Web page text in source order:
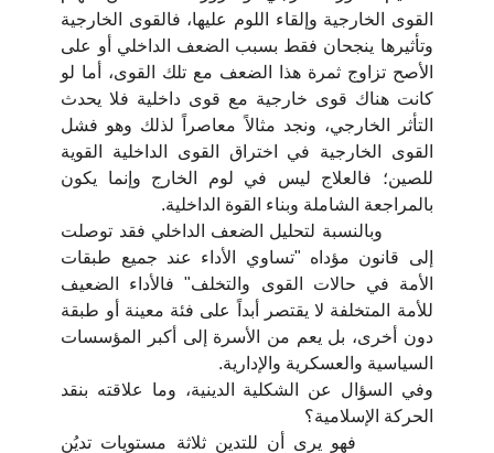
القوى الخارجية وإلقاء اللوم عليها، فالقوى الخارجية
وتأثيرها ينجحان فقط بسبب الضعف الداخلي أو على
الأصح تزاوج ثمرة هذا الضعف مع تلك القوى، أما لو
كانت هناك قوى خارجية مع قوى داخلية فلا يحدث
التأثر الخارجي، ونجد مثالاً معاصراً لذلك وهو فشل
القوى الخارجية في اختراق القوى الداخلية القوية
للصين؛ فالعلاج ليس في لوم الخارج وإنما يكون
بالمراجعة الشاملة وبناء القوة الداخلية.
وبالنسبة لتحليل الضعف الداخلي فقد توصلت
إلى قانون مؤداه "تساوي الأداء عند جميع طبقات
الأمة في حالات القوى والتخلف" فالأداء الضعيف
للأمة المتخلفة لا يقتصر أبداً على فئة معينة أو طبقة
دون أخرى، بل يعم من الأسرة إلى أكبر المؤسسات
السياسية والعسكرية والإدارية.
وفي السؤال عن الشكلية الدينية، وما علاقته بنقد
الحركة الإسلامية؟
فهو يرى أن للتدين ثلاثة مستويات تديُن